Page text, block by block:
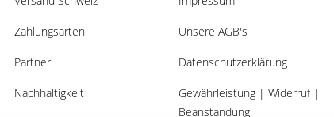
Zahlungsarten
Partner
Nachhaltigkeit
Unsere AGB's
Datenschutzerklärung
Gewährleistung | Widerruf |
Beanstandung